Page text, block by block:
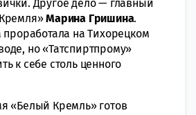
Другое дело — главный
Марина Гришина.
проработала на Тихорецком
но «Татспиртпрому»
к себе столь ценного
«Белый Кремль» готов